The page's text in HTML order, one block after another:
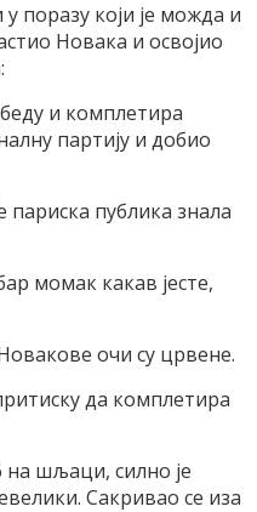
поразу који је можда и
Новака и освојио
и комплетира
партију и добио
париска публика знала
момак какав јесте,
очи су црвене.
да комплетира
на шљаци, силно је
Сакривао се иза